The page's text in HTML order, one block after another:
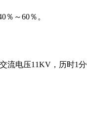
～60％。
流电压11KV，历时1分